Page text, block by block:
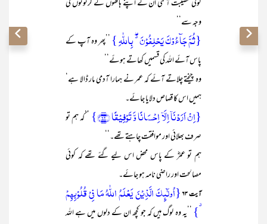
کوئی مصیبت آ گئی ان کے اپنے ہاتھوں کے کرتوتوں کی
وجہ سے‘‘
{ثُمَّ جَآءُوۡکَ یَحۡلِفُوۡنَ ٭ۖ بِاللّٰہِ } ’’پھر وہ آپ کے
پاس آئے اللہ کی قسمیں کھاتے ہوئے‘‘
وہ چیختے چلاتے آئے کہ عمر نے ہمارا آدمی مار ڈالا ہے‘
ہمیں اس کا قصاص دلایا جائے۔
{اِنۡ اَرَدۡنَاۤ اِلَّاۤ اِحۡسَانًا وَّ تَوۡفِیۡقًا ﴿۶۲﴾}
’’کہ ہم تو
صرف بھلائی اور موافقت چاہتے تھے۔‘‘
ہم تو عمرؓ کے پاس محض اس لیے گئے تھے کہ کوئی
مصالحت اور راضی نامہ ہو جائے۔
آیت ۶۳
{اُولٰٓئِکَ الَّذِیۡنَ یَعۡلَمُ اللّٰہُ مَا فِیۡ قُلُوۡبِہِمۡ
٭} ’’یہ وہ لوگ ہیں کہ جو کچھ ان کے دلوں میں ہے اللہ